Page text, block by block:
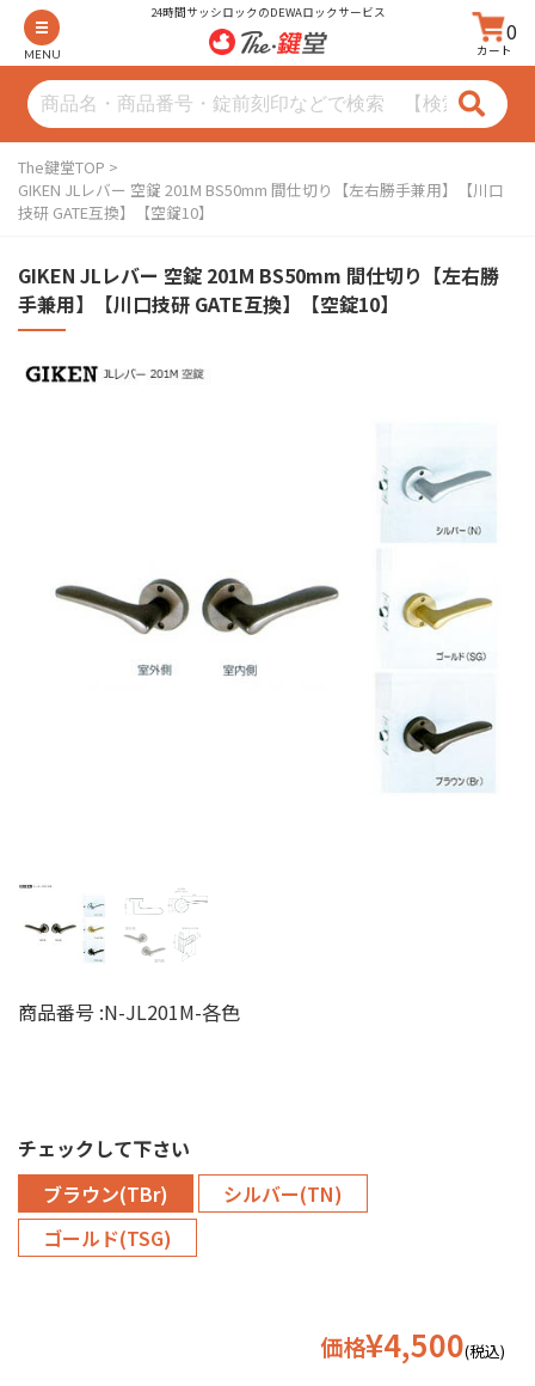
MENU
24時間サッシロックのDEWAロックサービス
0
カート
The鍵堂TOP
GIKEN JLレバー 空錠 201M BS50mm 間仕切り【左右勝手兼用】【川口
技研 GATE互換】【空錠10】
GIKEN JLレバー 空錠 201M BS50mm 間仕切り【左右勝
手兼用】【川口技研 GATE互換】【空錠10】
商品番号 :N-JL201M-各色
チェックして下さい
ブラウン(TBr)
シルバー(TN)
ゴールド(TSG)
価格¥4,500(税込)